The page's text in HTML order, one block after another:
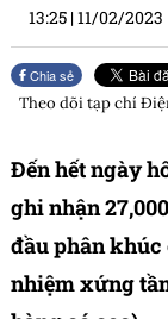
13:25 |11/02/2023
Chia sẻ
Theo dõi tạp chí
Đến hết ngày
ghi nhận
đầu phân
nhiệm xứng